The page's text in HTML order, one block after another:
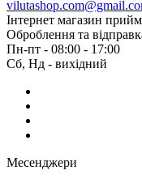
Інтернет магазин
Оброблення та
Пн-пт - 08:00 - 17:00
Сб, Нд - вихідний
Месенджери